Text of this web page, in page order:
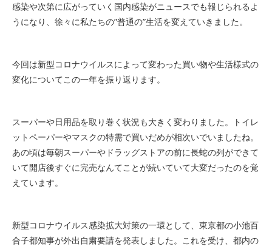
感染や次第に広がっていく国内感染がニュースでも報じられるよ
うになり、徐々に私たちの”普通の”生活を変えていきました。
今回は新型コロナウイルスによって変わった買い物や生活様式の
変化についてこの一年を振り返ります。
スーパーや日用品を取り巻く状況も大きく変わりました。トイレ
ットペーパーやマスクの特需で買いだめが相次いでいましたね。
あの頃は毎朝スーパーやドラッグストアの前に長蛇の列ができて
いて開店後すぐに完売なんてことが続いていて大変だったのを覚
えています。
新型コロナウイルス感染拡大対策の一環として、東京都の小池百
合子都知事が外出自粛要請を発表しました。これを受け、都内の